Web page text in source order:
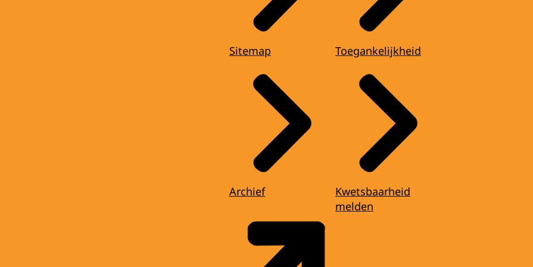
Sitemap
Archief
Toegankelijkheid
Kwetsbaarheid
melden